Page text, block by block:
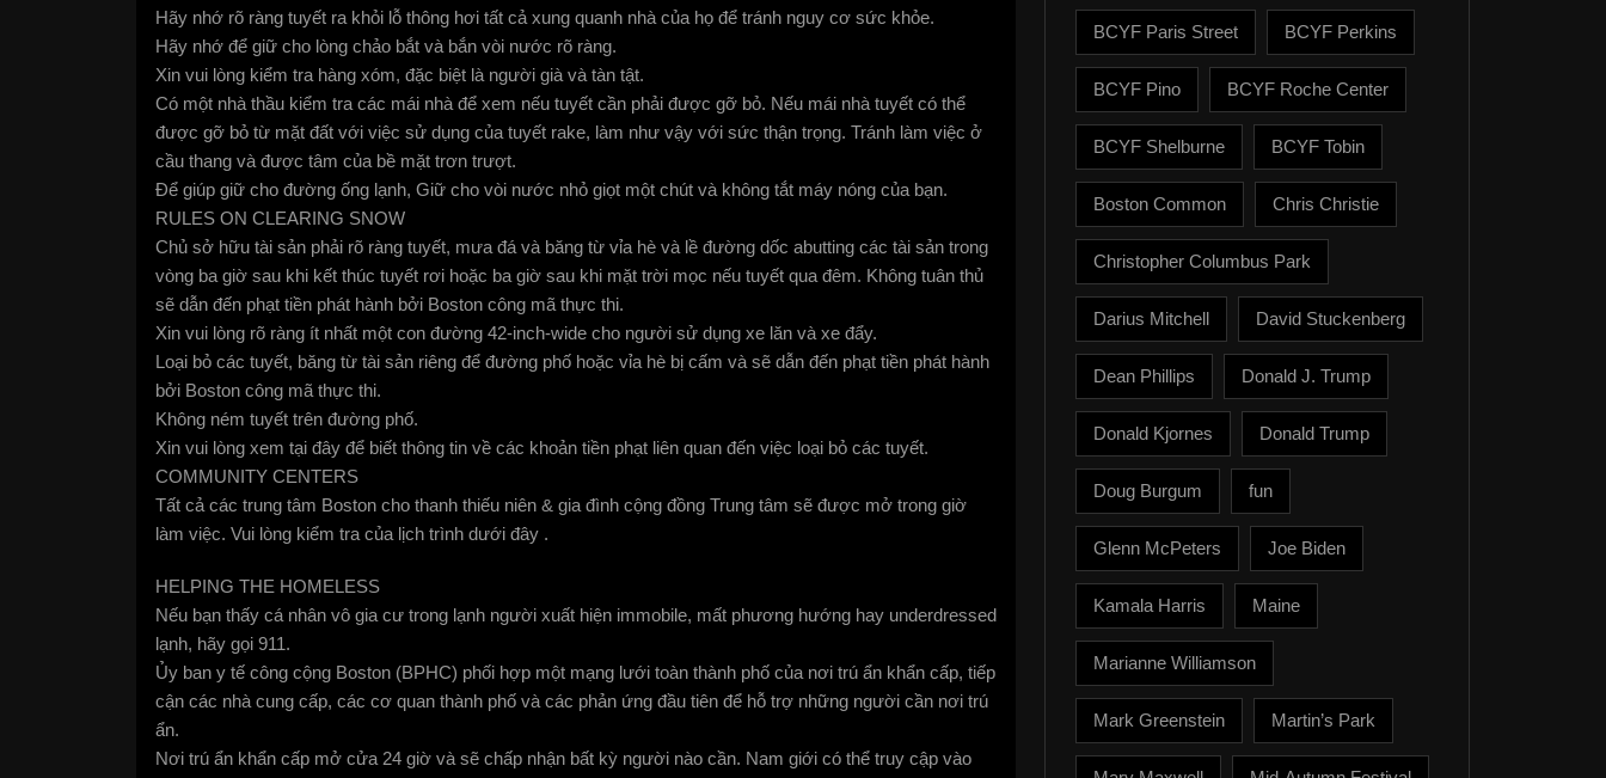
Hãy nhớ rõ ràng tuyết ra khỏi lỗ thông hơi tất cả xung quanh nhà của họ để tránh nguy cơ sức khỏe.
Hãy nhớ để giữ cho lòng chảo bắt và bắn vòi nước rõ ràng.
Xin vui lòng kiểm tra hàng xóm, đặc biệt là người già và tàn tật.
Có một nhà thầu kiểm tra các mái nhà để xem nếu tuyết cần phải được gỡ bỏ. Nếu mái nhà tuyết có thể
được gỡ bỏ từ mặt đất với việc sử dụng của tuyết rake, làm như vậy với sức thận trọng. Tránh làm việc ở
cầu thang và được tâm của bề mặt trơn trượt.
Để giúp giữ cho đường ống lạnh, Giữ cho vòi nước nhỏ giọt một chút và không tắt máy nóng của bạn.
RULES ON CLEARING SNOW
Chủ sở hữu tài sản phải rõ ràng tuyết, mưa đá và băng từ vỉa hè và lề đường dốc abutting các tài sản trong
vòng ba giờ sau khi kết thúc tuyết rơi hoặc ba giờ sau khi mặt trời mọc nếu tuyết qua đêm. Không tuân thủ
sẽ dẫn đến phạt tiền phát hành bởi Boston công mã thực thi.
Xin vui lòng rõ ràng ít nhất một con đường 42-inch-wide cho người sử dụng xe lăn và xe đẩy.
Loại bỏ các tuyết, băng từ tài sản riêng để đường phố hoặc vỉa hè bị cấm và sẽ dẫn đến phạt tiền phát hành
bởi Boston công mã thực thi.
Không ném tuyết trên đường phố.
Xin vui lòng xem tại đây để biết thông tin về các khoản tiền phạt liên quan đến việc loại bỏ các tuyết.
COMMUNITY CENTERS
Tất cả các trung tâm Boston cho thanh thiếu niên & gia đình cộng đồng Trung tâm sẽ được mở trong giờ
làm việc. Vui lòng kiểm tra của lịch trình dưới đây .
HELPING THE HOMELESS
Nếu bạn thấy cá nhân vô gia cư trong lạnh người xuất hiện immobile, mất phương hướng hay underdressed
lạnh, hãy gọi 911.
Ủy ban y tế công cộng Boston (BPHC) phối hợp một mạng lưới toàn thành phố của nơi trú ẩn khẩn cấp, tiếp
cận các nhà cung cấp, các cơ quan thành phố và các phản ứng đầu tiên để hỗ trợ những người cần nơi trú
ẩn.
Nơi trú ẩn khẩn cấp mở cửa 24 giờ và sẽ chấp nhận bất kỳ người nào cần. Nam giới có thể truy cập vào
BCYF Paris Street BCYF Perkins
BCYF Pino BCYF Roche Center
BCYF Shelburne BCYF Tobin
Boston Common Chris Christie
Christopher Columbus Park
Darius Mitchell David Stuckenberg
Dean Phillips Donald J. Trump
Donald Kjornes Donald Trump
Doug Burgum fun
Glenn McPeters Joe Biden
Kamala Harris Maine
Marianne Williamson
Mark Greenstein Martin’s Park